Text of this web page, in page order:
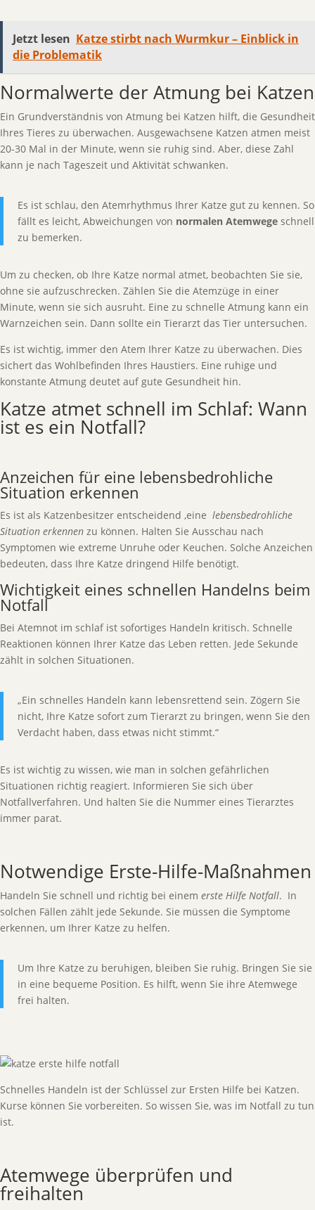
Jetzt lesen Katze stirbt nach Wurmkur – Einblick in
die Problematik
Normalwerte der Atmung bei Katzen
Ein Grundverständnis von Atmung bei Katzen hilft, die Gesundheit
Ihres Tieres zu überwachen. Ausgewachsene Katzen atmen meist
20-30 Mal in der Minute, wenn sie ruhig sind. Aber, diese Zahl
kann je nach Tageszeit und Aktivität schwanken.
Es ist schlau, den Atemrhythmus Ihrer Katze gut zu kennen. So
fällt es leicht, Abweichungen von normalen Atemwege schnell
zu bemerken.
Um zu checken, ob Ihre Katze normal atmet, beobachten Sie sie,
ohne sie aufzuschrecken. Zählen Sie die Atemzüge in einer
Minute, wenn sie sich ausruht. Eine zu schnelle Atmung kann ein
Warnzeichen sein. Dann sollte ein Tierarzt das Tier untersuchen.
Es ist wichtig, immer den Atem Ihrer Katze zu überwachen. Dies
sichert das Wohlbefinden Ihres Haustiers. Eine ruhige und
konstante Atmung deutet auf gute Gesundheit hin.
Katze atmet schnell im Schlaf: Wann
ist es ein Notfall?
Anzeichen für eine lebensbedrohliche
Situation erkennen
Es ist als Katzenbesitzer entscheidend ,eine lebensbedrohliche
Situation erkennen zu können. Halten Sie Ausschau nach
Symptomen wie extreme Unruhe oder Keuchen. Solche Anzeichen
bedeuten, dass Ihre Katze dringend Hilfe benötigt.
Wichtigkeit eines schnellen Handelns beim
Notfall
Bei Atemnot im schlaf ist sofortiges Handeln kritisch. Schnelle
Reaktionen können Ihrer Katze das Leben retten. Jede Sekunde
zählt in solchen Situationen.
„Ein schnelles Handeln kann lebensrettend sein. Zögern Sie
nicht, Ihre Katze sofort zum Tierarzt zu bringen, wenn Sie den
Verdacht haben, dass etwas nicht stimmt.“
Es ist wichtig zu wissen, wie man in solchen gefährlichen
Situationen richtig reagiert. Informieren Sie sich über
Notfallverfahren. Und halten Sie die Nummer eines Tierarztes
immer parat.
Notwendige Erste-Hilfe-Maßnahmen
Handeln Sie schnell und richtig bei einem erste Hilfe Notfall. In
solchen Fällen zählt jede Sekunde. Sie müssen die Symptome
erkennen, um Ihrer Katze zu helfen.
Um Ihre Katze zu beruhigen, bleiben Sie ruhig. Bringen Sie sie
in eine bequeme Position. Es hilft, wenn Sie ihre Atemwege
frei halten.
Schnelles Handeln ist der Schlüssel zur Ersten Hilfe bei Katzen.
Kurse können Sie vorbereiten. So wissen Sie, was im Notfall zu tun
ist.
Atemwege überprüfen und
freihalten